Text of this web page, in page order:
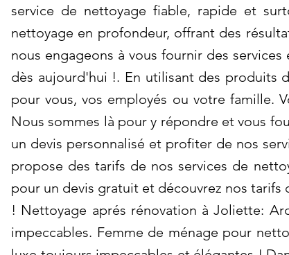
service de nettoyage fiable, rapide et
nettoyage en profondeur, offrant des
nous engageons à vous fournir des
dès aujourd'hui !. En utilisant des produits
pour vous, vos employés ou votre famille.
Nous sommes là pour y répondre et vous
un devis personnalisé et profiter de nos
propose des tarifs de nos services de
pour un devis gratuit et découvrez nos
! Nettoyage aprés rénovation à Joliette:
impeccables. Femme de ménage pour